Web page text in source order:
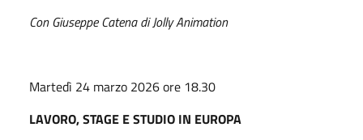
Con Giuseppe Catena di Jolly Animation
Martedì 24 marzo 2026 ore 18.30
LAVORO, STAGE E STUDIO IN EUROPA